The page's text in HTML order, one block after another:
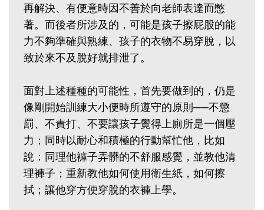
再解決、有便意時因不善於向老師表達而憋
著。而後者所涉及的，可能是孩子擦屁股的能
力不夠準確與熟練、孩子的衣物不易穿脫，以
致於來不及脫好就排泄了。
面對上述種種的可能性，首先要做到的，仍是
像剛開始訓練大小便時所遵守的原則──不懲
罰、不責打、不要讓孩子覺得上廁所是一個壓
力；同時以耐心和積極的行動幫忙他，比如
說：同理他褲子弄髒的不舒服感覺，並教他清
理褲子；重新教他如何使用衛生紙，如何擦
拭；讓他穿方便穿脫的衣褲上學。